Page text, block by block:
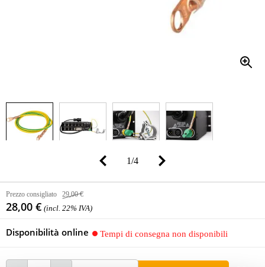
1/4
Prezzo consigliato 29,00 €
28,00 € (incl. 22% IVA)
Disponibilità online Tempi di consegna non disponibili